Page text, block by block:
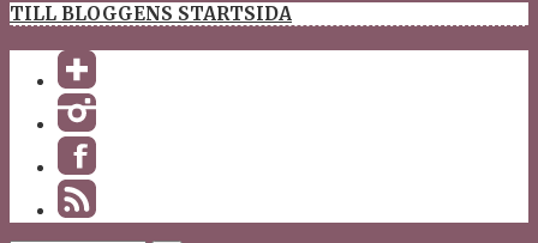
TILL BLOGGENS STARTSIDA